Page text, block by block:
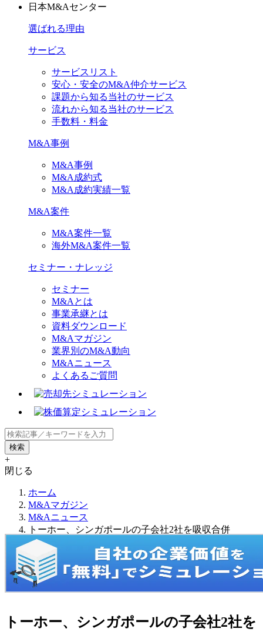
日本M&Aセンター
選ばれる理由
サービス
サービスリスト
安心・安全のM&A仲介サービス
課題から知る当社のサービス
流れから知る当社のサービス
手数料・料金
M&A事例
M&A事例
M&A成約式
M&A成約実績一覧
M&A案件
M&A案件一覧
海外M&A案件一覧
セミナー・ナレッジ
セミナー
M&Aとは
事業承継とは
資料ダウンロード
M&Aマガジン
業界別のM&A動向
M&Aニュース
よくあるご質問
+
閉じる
ホーム
M&Aマガジン
M&Aニュース
トーホー、シンガポールの子会社2社を吸収合併
トーホー、シンガポールの子会社2社を